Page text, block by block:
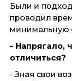
Были и
проводил
минимальную
- Напрягало,
отличиться?
- Зная свои